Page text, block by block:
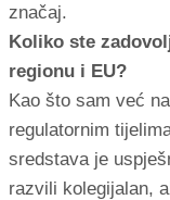
značaj.
Koliko ste
regionu i EU?
Kao što sam već
regulatornim
sredstava je
razvili kolegijalan,